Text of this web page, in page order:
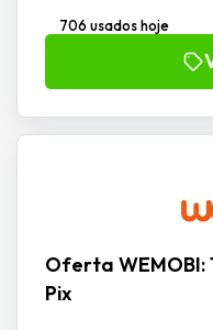
706 usados hoje
Oferta WEMOBI:
Pix